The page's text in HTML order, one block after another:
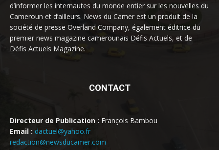
d’informer les internautes du monde entier sur les nouvelles du
Cameroun et d’ailleurs. News du Camer est un produit de la
société de presse Overland Company, également éditrice du
premier news magazine camerounais Défis Actuels, et de
Défis Actuels Magazine.
CONTACT
Directeur de Publication : François Bambou
Email : dactuel@yahoo.fr
redaction@newsducamer.com